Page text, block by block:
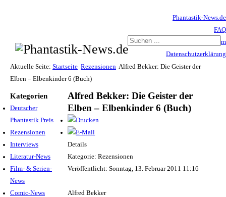
Phantastik-News.de
FAQ
Impressum
Datenschutzerklärung
Haftungsausschluss
Aktuelle Seite: Startseite Rezensionen Alfred Bekker: Die Geister der
Elben – Elbenkinder 6 (Buch)
Kategorien
Deutscher
Phantastik Preis
Rezensionen
Interviews
Literatur-News
Film- & Serien-
News
Comic-News
Alfred Bekker: Die Geister der
Elben – Elbenkinder 6 (Buch)
Details
Kategorie: Rezensionen
Veröffentlicht: Sonntag, 13. Februar 2011 11:16
Alfred Bekker